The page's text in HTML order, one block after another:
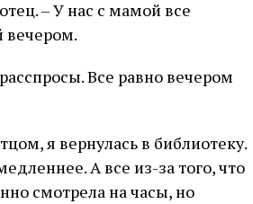
– У нас с мамой все
вечером.
Все равно вечером
я вернулась в библиотеку.
А все из-за того, что
смотрела на часы, но